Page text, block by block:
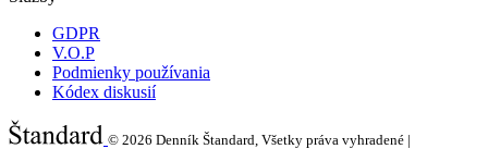
GDPR
V.O.P
Podmienky používania
Kódex diskusií
© 2026 Denník Štandard, Všetky práva vyhradené |